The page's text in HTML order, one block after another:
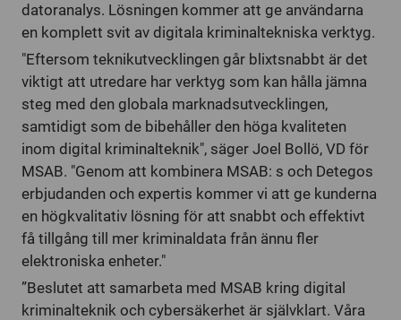
datoranalys. Lösningen kommer att ge användarna
en komplett svit av digitala kriminaltekniska verktyg.
"Eftersom teknikutvecklingen går blixtsnabbt är det
viktigt att utredare har verktyg som kan hålla jämna
steg med den globala marknadsutvecklingen,
samtidigt som de bibehåller den höga kvaliteten
inom digital kriminalteknik", säger Joel Bollö, VD för
MSAB. "Genom att kombinera MSAB: s och Detegos
erbjudanden och expertis kommer vi att ge kunderna
en högkvalitativ lösning för att snabbt och effektivt
få tillgång till mer kriminaldata från ännu fler
elektroniska enheter."
”Beslutet att samarbeta med MSAB kring digital
kriminalteknik och cybersäkerhet är självklart. Våra